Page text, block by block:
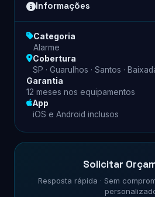
Informações
Categoria
Alarme
Cobertura
SP · Guarulhos · Santos ·
Garantia
12 meses nos equipamentos
App
iOS e Android inclusos
Solicitar
Resposta rápida · Sem